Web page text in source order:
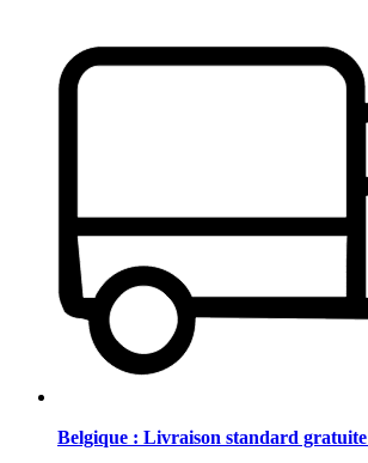
Belgique : Livraison standard gratuite